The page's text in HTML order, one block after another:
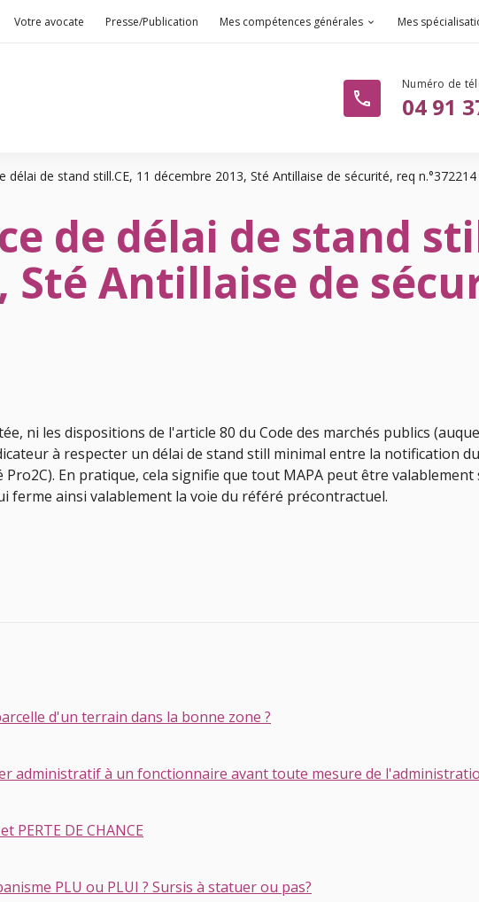
Votre avocate Presse/Publication Mes compétences générales Mes
phone 04 91
délai de stand still.CE, 11 décembre 2013, Sté Antillaise de sécurité, req n.°372214
de délai de stand
Sté Antillaise de
ni les dispositions de l'article 80 du Code des marchés publics
à respecter un délai de stand still minimal entre la notification
Pro2C). En pratique, cela signifie que tout MAPA peut être
ferme ainsi valablement la voie du référé précontractuel.
d'un terrain dans la bonne zone ?
administratif à un fonctionnaire avant toute mesure de
PERTE DE CHANCE
PLU ou PLUI ? Sursis à statuer ou pas?